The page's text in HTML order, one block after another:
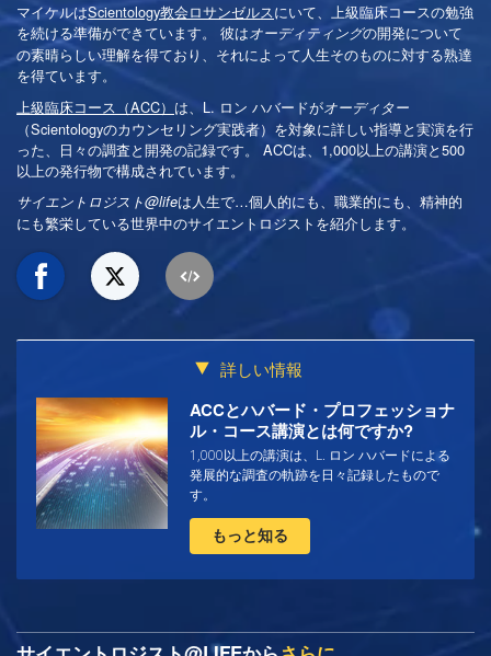
マイケルはScientology教会ロサンゼルスにいて、上級臨床コースの勉強
を続ける準備ができています。 彼はオーディティングの開発について
の素晴らしい理解を得ており、それによって人生そのものに対する熟達
を得ています。
上級臨床コース（ACC） は、L. ロン ハバードがオーディター
（Scientologyのカウンセリング実践者）を対象に詳しい指導と実演を行
った、日々の調査と開発の記録です。 ACCは、1,000以上の講演と500
以上の発行物で構成されています。
サイエントロジスト@lifeは人生で…個人的にも、 職業的にも、精神的
にも繁栄している世界中のサイエントロジストを紹介します。
詳しい情報
ACCとハバード・プロフェッショナ
ル・コース講演とは何ですか?
1,000以上の講演は、L. ロン ハバードによる
発展的な調査の軌跡を日々記録したもので
す。
もっと知る